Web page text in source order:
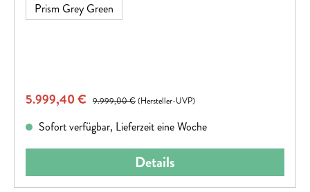
Prism Grey Green
Verkaufspreis:
5.999,40 € Regulärer Preis:
9.999,00 €(Hersteller-UVP)
Sofort verfügbar, Lieferzeit eine Woche
Details